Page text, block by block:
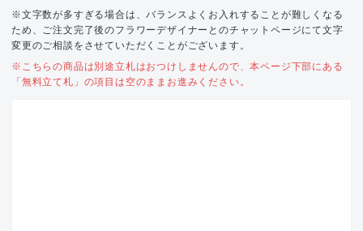
※文字数が多すぎる場合は、バランスよくお入れすることが難しくなる
ため、ご注文完了後のフラワーデザイナーとのチャットページにて文字
変更のご相談をさせていただくことがございます。
※こちらの商品は別途立札はおつけしませんので、本ページ下部にある
「無料立て札」の項目は空のままお進みください。